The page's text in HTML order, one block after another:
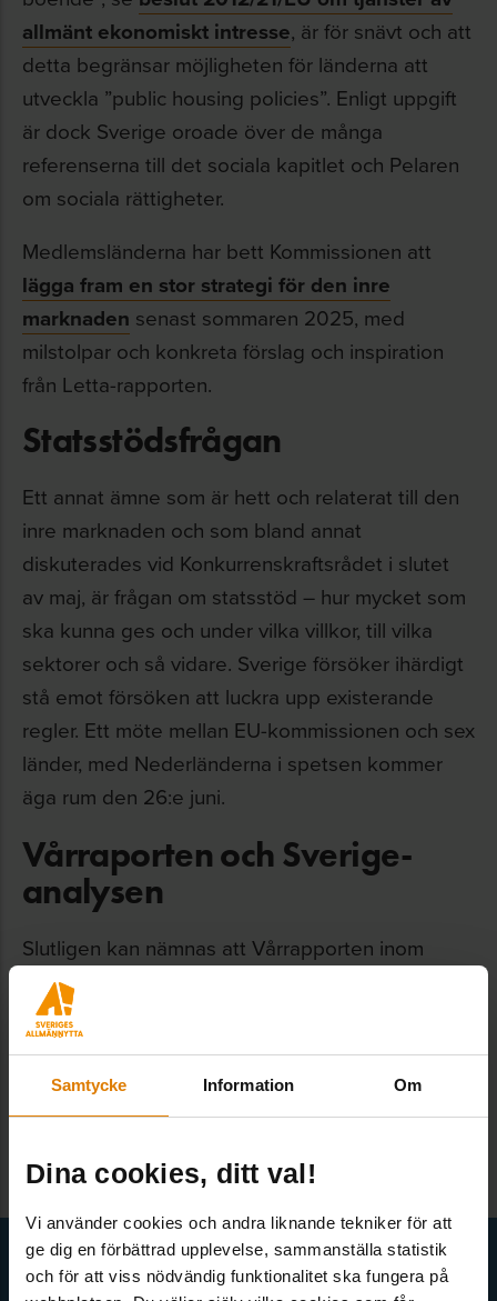
Samtycke Information Om
Dina cookies, ditt val!
Vi använder cookies och andra liknande tekniker för att
ge dig en förbättrad upplevelse, sammanställa statistik
och för att viss nödvändig funktionalitet ska fungera på
allmänt ekonomiskt intresse, är för snävt och att
detta begränsar möjligheten för länderna att
utveckla ”public housing policies”. Enligt uppgift
är dock Sverige oroade över de många
referenserna till det sociala kapitlet och Pelaren
om sociala rättigheter.
Medlemsländerna har bett Kommissionen att
lägga fram en stor strategi för den inre
marknaden senast sommaren 2025, med
milstolpar och konkreta förslag och inspiration
från Letta-rapporten.
Statsstödsfrågan
Ett annat ämne som är hett och relaterat till den
inre marknaden och som bland annat
diskuterades vid Konkurrenskraftsrådet i slutet
av maj, är frågan om statsstöd – hur mycket som
ska kunna ges och under vilka villkor, till vilka
sektorer och så vidare. Sverige försöker ihärdigt
stå emot försöken att luckra upp existerande
regler. Ett möte mellan EU-kommissionen och sex
länder, med Nederländerna i spetsen kommer
äga rum den 26:e juni.
Vårraporten och Sverige-
analysen
Slutligen kan nämnas att Vårrapporten inom
ramen för den europeiska terminen
presenterades i maj. Där ingår en
Sverigesom bland annat säger att
bostadsbyggandet väntas stabiliseras.
Få senaste nytt direkt i din inkorg